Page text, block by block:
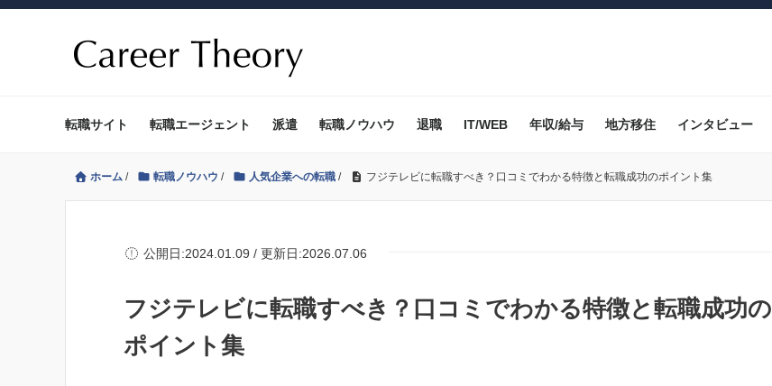
転職サイト 転職エージェント 派遣 転職ノウハウ 退職 IT/WEB 年収/給与 地方移住 インタビュー
ホーム / 転職ノウハウ / 人気企業への転職 / フジテレビに転職すべき？口コミでわかる特徴と転職成功のポイント集
公開日:2024.01.09 / 更新日:2026.07.06
フジテレビに転職すべき？口コミでわかる特徴と転職成功の
ポイント集